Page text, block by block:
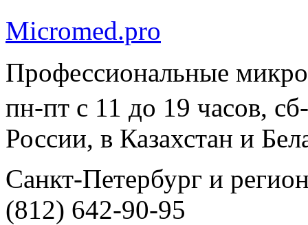
Micromed.pro
Профессиональные
пн-пт с 11 до 19 часов,
России, в Казахстан и
Санкт-Петербург и
(812) 642-90-95